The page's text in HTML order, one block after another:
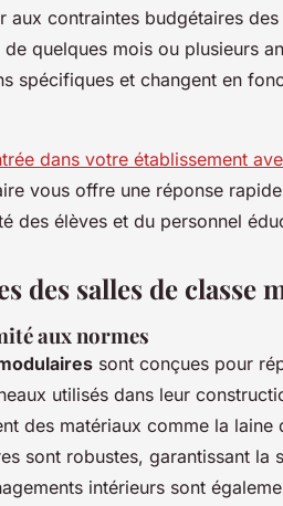
aux contraintes budgétaires
quelques mois ou plusieurs
spécifiques et changent en
dans votre établissement
vous offre une réponse
des élèves et du personnel
des salles de classe
aux normes
sont conçues pour
utilisés dans leur
des matériaux comme la
sont robustes, garantissant la
intérieurs sont